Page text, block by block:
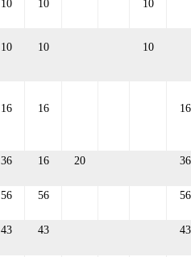
10 10 10
10 10 10
16 16 16
36 16 20 36
56 56 56
43 43 43